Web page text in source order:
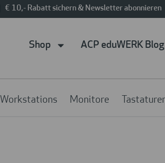
€ 10,- Rabatt sichern & Newsletter abonnieren
Shop ACP eduWERK Blog
Workstations Monitore